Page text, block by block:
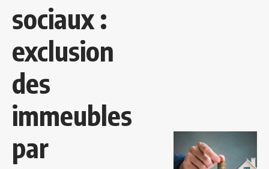
sociaux :
exclusion
des
immeubles
par